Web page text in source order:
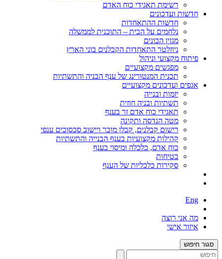
רשימת תאגידי כוח האדם
חדשות ועדכונים
חדשות ההתאחדות
נלחמים על הבית – התוכנית לממשלה
מגזין הבונים
ניוזלטר התאחדות הקבלנים בוני הארץ
פיתוח מקצועי וניהול
מפגשים מקצועיים
תכנית המנטורינג של ענף הבניה והתשתיות
אגפים ועדכונים מקצועיים
יזמות ובנייה
תשתיות ובניה חוזית
תאגידי כוח אדם זר בענף
מטה הנדסה ותקינה
רישום קבלנים, קבלן מוכר ויישוב סכסוכים ענפי
קהילות מקצועיות בענף הבנייה והתשתיות
כוח אדם, כלכלה ומיסוי בענף
בטיחות
סקירות כלכליות של הענף
Eng
מה אני רוצה
איזור אישי
סגור חיפוש